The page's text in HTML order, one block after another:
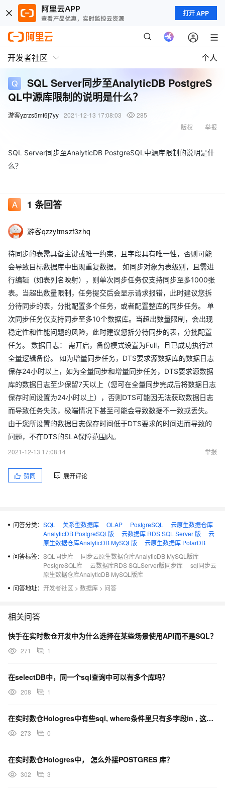
打开 APP
开发者社区 个人
SQL Server同步至AnalyticDB PostgreS
QL中源库限制的说明是什么？
游客yzrzs5mf6j7yy 2021-12-13 17:08:03
285
举报
版权
SQL Server同步至AnalyticDB PostgreSQL中源库限制的说明是什
么？
1 条回答
游客qzzytmszf3zhq
待同步的表需具备主键或唯一约束，且字段具有唯一性，否则可能
会导致目标数据库中出现重复数据。 如同步对象为表级别，且需进
行编辑（如表列名映射），则单次同步任务仅支持同步至多1000张
表。当超出数量限制，任务提交后会显示请求报错，此时建议您拆
分待同步的表，分批配置多个任务，或者配置整库的同步任务。 单
次同步任务仅支持同步至多10个数据库。当超出数量限制，会出现
稳定性和性能问题的风险，此时建议您拆分待同步的表，分批配置
任务。 数据日志： 需开启，备份模式设置为Full，且已成功执行过
全量逻辑备份。 如为增量同步任务，DTS要求源数据库的数据日志
保存24小时以上，如为全量同步和增量同步任务，DTS要求源数据
库的数据日志至少保留7天以上（您可在全量同步完成后将数据日志
保存时间设置为24小时以上），否则DTS可能因无法获取数据日志
而导致任务失败，极端情况下甚至可能会导致数据不一致或丢失。
由于您所设置的数据日志保存时间低于DTS要求的时间进而导致的
问题，不在DTS的SLA保障范围内。
2021-12-13 17:08:14
举报
赞同 展开评论
问答分类： SQL 关系型数据库 OLAP PostgreSQL
云原生数据仓库
AnalyticDB PostgreSQL版
云数据库 RDS SQL Server 版
云
原生数据仓库AnalyticDB MySQL版
云原生数据库 PolarDB
问答标签： SQL同步库
同步云原生数据仓库AnalyticDB MySQL版库
PostgreSQL库
云数据库RDS SQLServer版同步库
sql同步云
原生数据仓库AnalyticDB MySQL版库
问答地址： 开发者社区 > 数据库 > 问答
相关问答
快手在实时数仓开发中为什么选择在某些场景使用API而不是SQL？
271 1
在selectDB中，同一个sql查询中可以有多个库吗？
208 1
在实时数仓Hologres中有些sql, where条件里只有多字段in , 这个能优化吗？
273 0
在实时数仓Hologres中， 怎么外接POSTGRES 库？
302 3